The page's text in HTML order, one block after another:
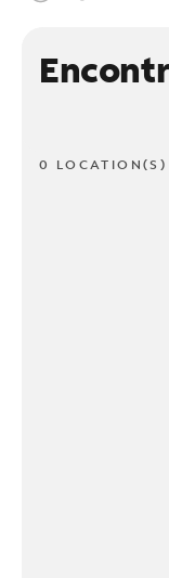
0 LOCATION(S)